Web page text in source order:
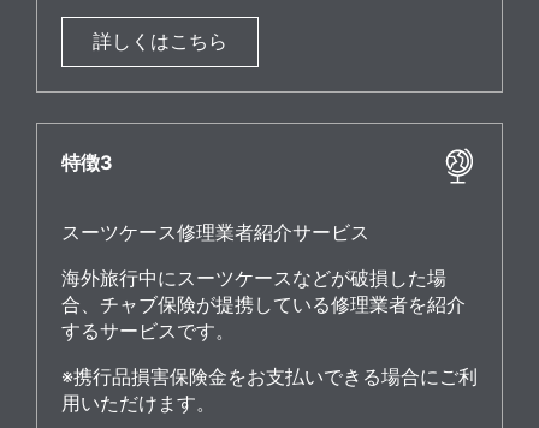
詳しくはこちら
特徴3
スーツケース修理業者紹介サービス
海外旅行中にスーツケースなどが破損した場
合、チャブ保険が提携している修理業者を紹介
するサービスです。
※携行品損害保険金をお支払いできる場合にご利
用いただけます。